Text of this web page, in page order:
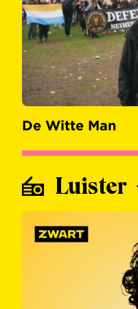
De Witte Man
Luister